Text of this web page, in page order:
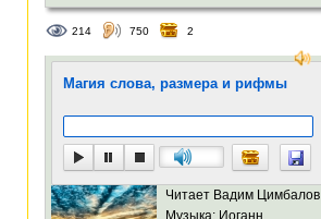
214 750 2
Магия слова, размера и рифмы
Читает Вадим Цимбалов
Музыка: Иоганн